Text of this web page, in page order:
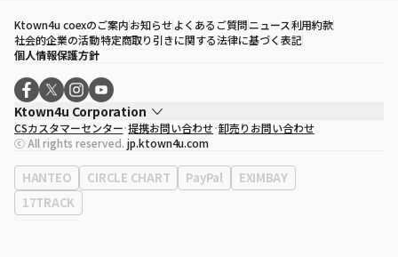
Ktown4u coexのご案内お知らせよくあるご質問ニュース利用約款
社会的企業の活動特定商取り引きに関する法律に基づく表記
個人情報保護方針
Ktown4u Corporation
代表取締役
ソン・ヒョミン
事業者登録番号120-87-71116
eContext
0120-23-7523
事務所住所
ソウル特別市江南区永東大路513、3階(三成洞、coex)
CSカスタマーセンター 提携お問い合わせ 卸売りお問い合わせ
ⓒ All rights reserved. jp.ktown4u.com
HANTEO CIRCLE CHART PayPal
EXIMBAY
17TRACK